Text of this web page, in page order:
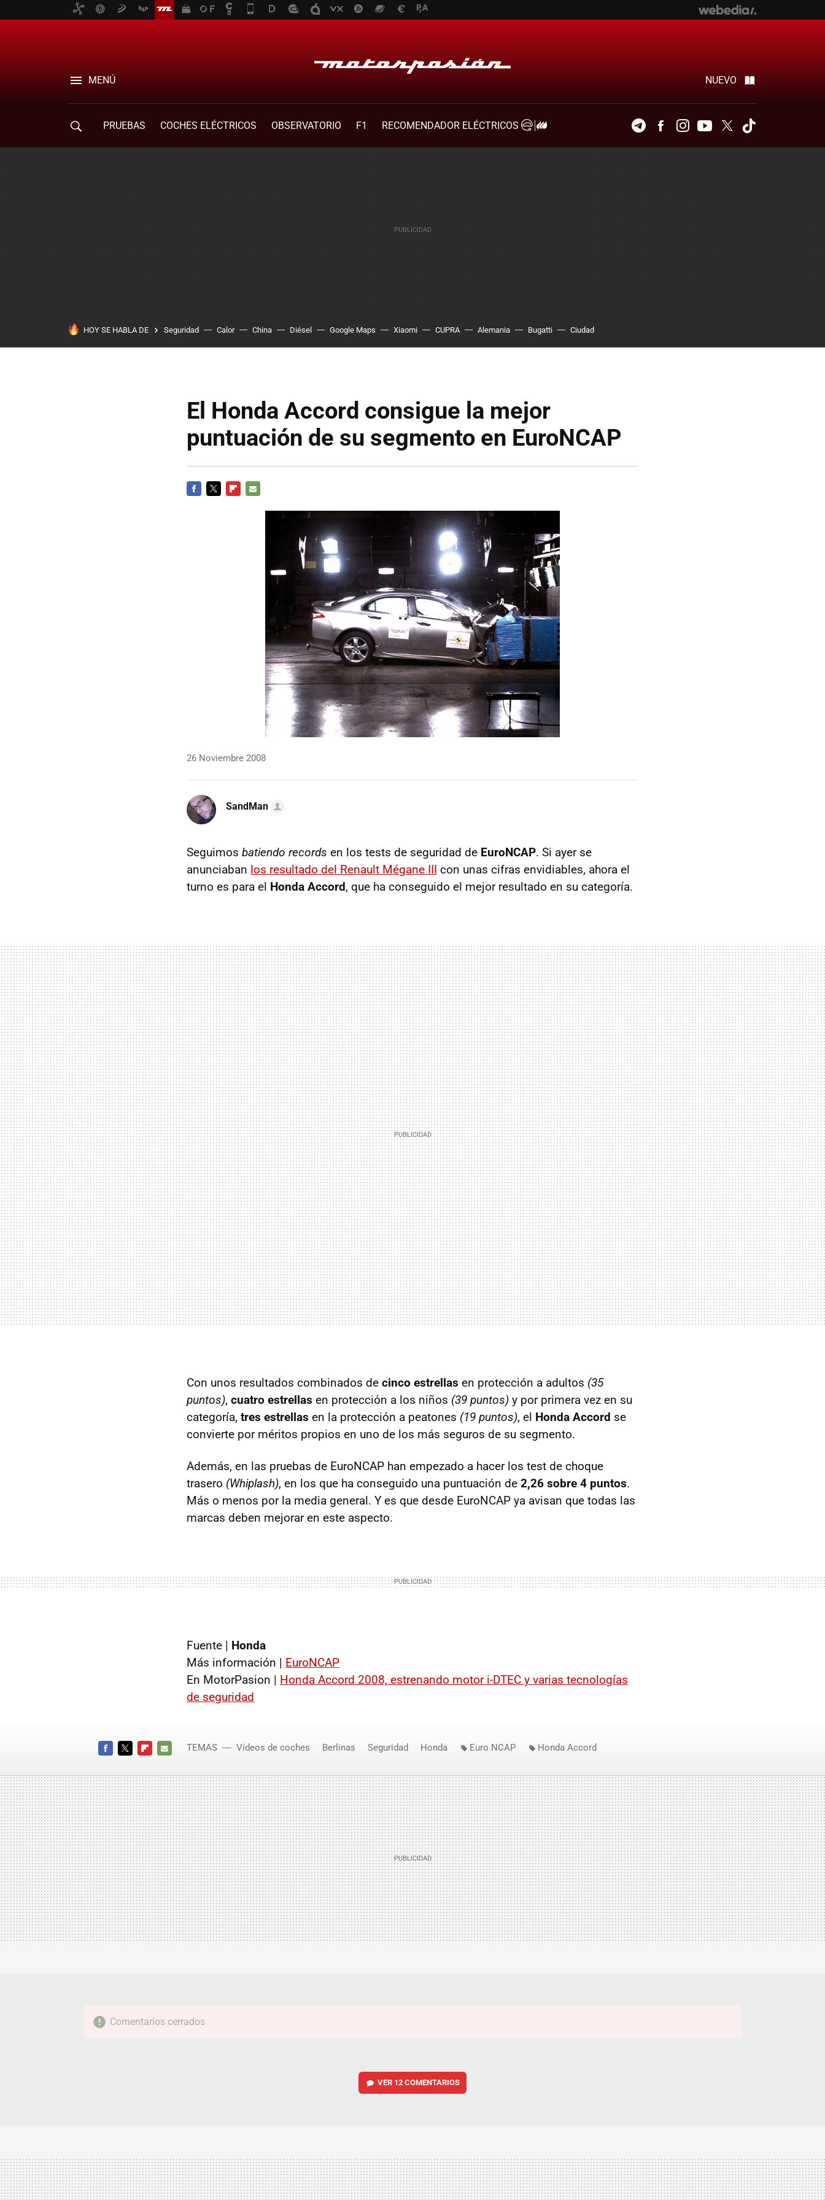
MENÚ NUEVO
PRUEBAS COCHES ELÉCTRICOS OBSERVATORIO F1
RECOMENDADOR ELÉCTRICOS
TelegramFacebookInstagramYoutubeTwitter
HOY SE HABLA DE Seguridad Calor China Diésel Google Maps Xiaomi CUPRA Alemania Bugatti Ciudad
El Honda Accord consigue la mejor
puntuación de su segmento en EuroNCAP
26 Noviembre 2008
SandMan
Seguimos batiendo records en los tests de seguridad de EuroNCAP. Si ayer se
anunciaban los resultado del Renault Mégane III con unas cifras envidiables, ahora el
turno es para el Honda Accord, que ha conseguido el mejor resultado en su categoría.
Con unos resultados combinados de cinco estrellas en protección a adultos (35
puntos), cuatro estrellas en protección a los niños (39 puntos) y por primera vez en su
categoría, tres estrellas en la protección a peatones (19 puntos), el Honda Accord se
convierte por méritos propios en uno de los más seguros de su segmento.
Además, en las pruebas de EuroNCAP han empezado a hacer los test de choque
trasero (Whiplash), en los que ha conseguido una puntuación de 2,26 sobre 4 puntos.
Más o menos por la media general. Y es que desde EuroNCAP ya avisan que todas las
marcas deben mejorar en este aspecto.
Fuente | Honda
Más información | EuroNCAP
En MotorPasion | Honda Accord 2008, estrenando motor i-DTEC y varias tecnologías
de seguridad
MAIL
TEMAS Vídeos de coches Berlinas Seguridad Honda Euro NCAP Honda Accord
Comentarios cerrados
VER 12 COMENTARIOS